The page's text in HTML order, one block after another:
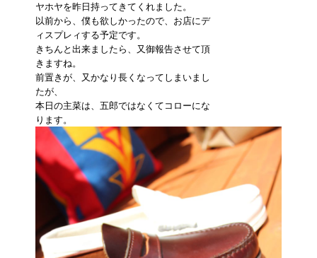
ヤホヤを昨日持ってきてくれました。
以前から、僕も欲しかったので、お店にデ
ィスプレィする予定です。
きちんと出来ましたら、又御報告させて頂
きますね。
前置きが、又かなり長くなってしまいまし
たが、
本日の主菜は、五郎ではなくてコローにな
ります。